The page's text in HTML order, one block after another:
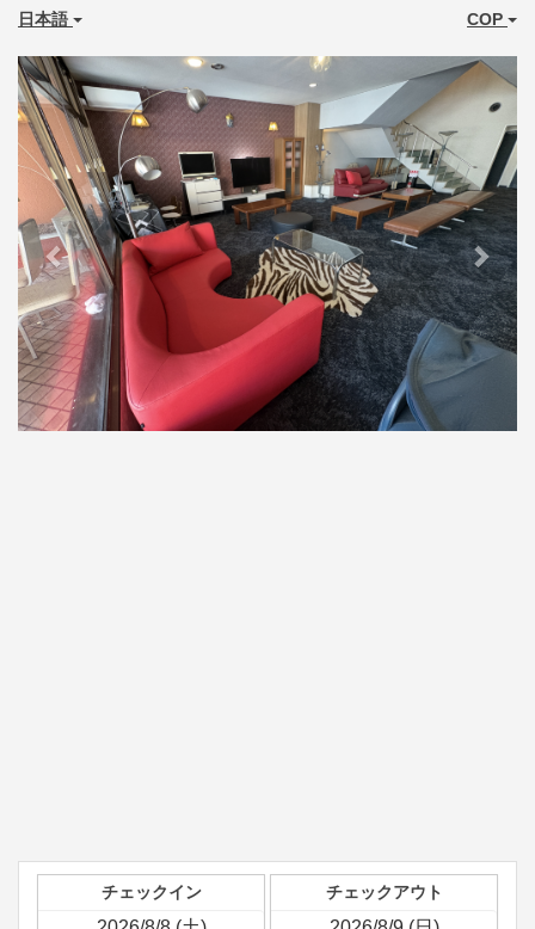
日本語 COP
Previous Next
チェックイン チェックアウト